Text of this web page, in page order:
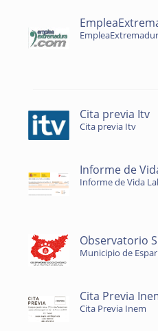
Cita previa Itv
Cita previa Itv
Informe de
Informe de Vida
Observatorio
Municipio de
Cita Previa
Cita Previa Inem